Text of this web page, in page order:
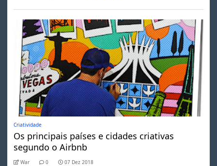
Criatividade
Os principais países e cidades criativas
segundo o Airbnb
War 0 07 Dez 2018